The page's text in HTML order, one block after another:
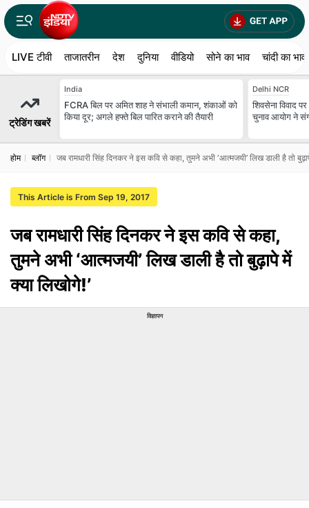
LIVE टीवी ताजातरीन देश दुनिया वीडियो सोने का भाव चांदी का भाव
ट्रेडिंग खबरें
India
FCRA बिल पर अमित शाह ने संभाली कमान, शंकाओं को
किया दूर; अगले हफ्ते बिल पारित कराने की तैयारी
Delhi NCR
शिवसेना विवाद
चुनाव आयोग ने
होम ब्लॉग जब रामधारी सिंह दिनकर ने इस कवि से कहा, तुमने अभी ‘आत्मजयी’ लिख डाली है तो
This Article is From Sep 19, 2017
जब रामधारी सिंह दिनकर ने इस कवि से कहा,
तुमने अभी ‘आत्मजयी’ लिख डाली है तो बुढ़ापे में
क्या लिखोगे!’
विज्ञापन